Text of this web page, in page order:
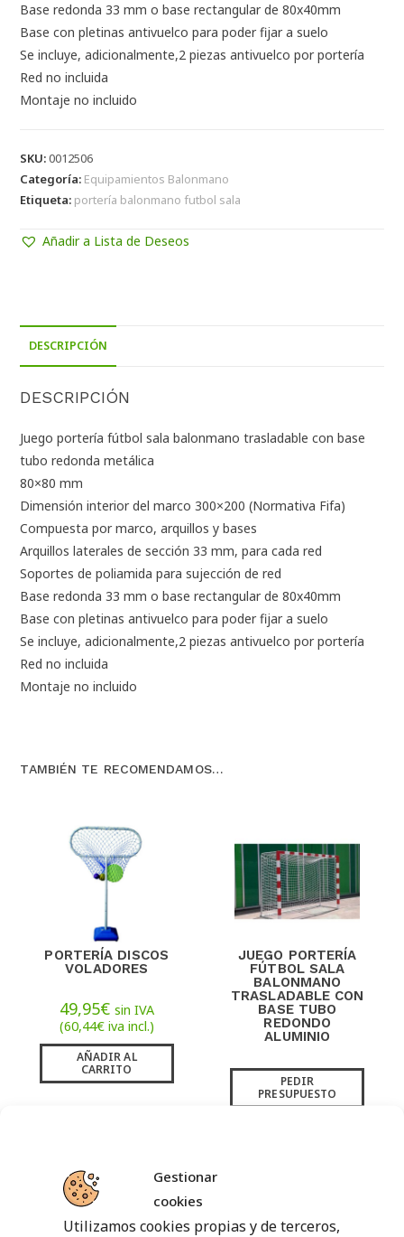
Gestionar
cookies
Utilizamos cookies propias y de terceros,
Base redonda 33 mm o base rectangular de 80x40mm
Base con pletinas antivuelco para poder fijar a suelo
Se incluye, adicionalmente,2 piezas antivuelco por portería
Red no incluida
Montaje no incluido
SKU:0012506
Categoría: Equipamientos Balonmano
Etiqueta: portería balonmano futbol sala
Añadir a Lista de Deseos
DESCRIPCIÓN
DESCRIPCIÓN
Juego portería fútbol sala balonmano trasladable con base
tubo redonda metálica
80×80 mm
Dimensión interior del marco 300×200 (Normativa Fifa)
Compuesta por marco, arquillos y bases
Arquillos laterales de sección 33 mm, para cada red
Soportes de poliamida para sujección de red
Base redonda 33 mm o base rectangular de 80x40mm
Base con pletinas antivuelco para poder fijar a suelo
Se incluye, adicionalmente,2 piezas antivuelco por portería
Red no incluida
Montaje no incluido
TAMBIÉN TE RECOMENDAMOS…
PORTERÍA DISCOS
VOLADORES
49,95€ sin IVA
(60,44€iva incl.)
AÑADIR AL
CARRITO
JUEGO PORTERÍA
FÚTBOL SALA
BALONMANO
TRASLADABLE CON
BASE TUBO
REDONDO
ALUMINIO
PEDIR
PRESUPUESTO